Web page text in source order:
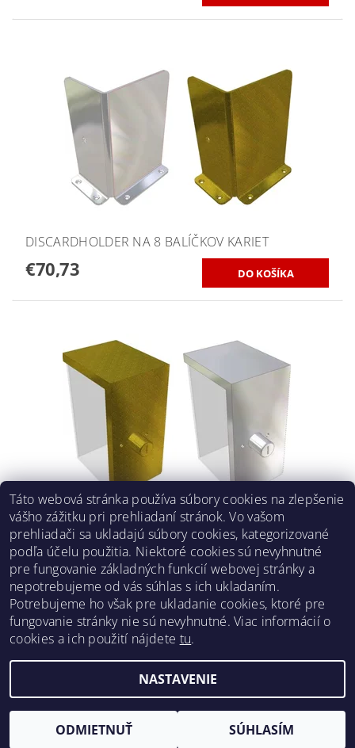
DISCARDHOLDER NA 8 BALÍČKOV KARIET
€70,73
KRYT NA DISCARDHOLDER NA 8 BALÍČKOV KARIET
€70,73 DETAIL
Obchodné podmienky | Reklamačný poriadok
Zásady ochrany osobných údajov | Prepravný poriadok
2026 ©Pre hráčov, všetky práva vyhradenéUpraviť nastavenie cookies
Táto webová stránka používa súbory cookies na zlepšenie
vášho zážitku pri prehliadaní stránok. Vo vašom
prehliadači sa ukladajú súbory cookies, kategorizované
podľa účelu použitia. Niektoré cookies sú nevyhnutné
pre fungovanie základných funkcií webovej stránky a
nepotrebujeme od vás súhlas s ich ukladaním.
Potrebujeme ho však pre ukladanie cookies, ktoré pre
fungovanie stránky nie sú nevyhnutné. Viac informácií o
cookies a ich použití nájdete tu.
NASTAVENIE
ODMIETNUŤ SÚHLASÍM